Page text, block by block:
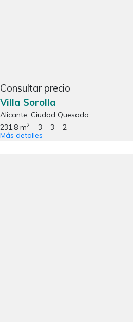
Consultar precio
Villa Sorolla
Alicante, Ciudad Quesada
231,8 m2 3 3
2
Más detalles